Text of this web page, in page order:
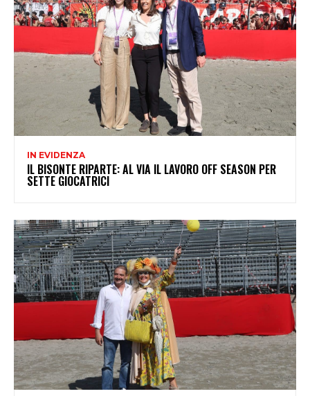
IN EVIDENZA
IL BISONTE RIPARTE: AL VIA IL LAVORO OFF SEASON PER
SETTE GIOCATRICI